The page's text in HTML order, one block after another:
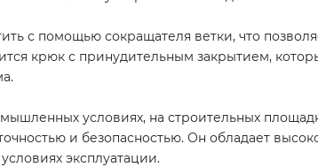
с помощью сокращателя ветки, что
крюк с принудительным закрытием,
условиях, на строительных
и безопасностью. Он обладает
эксплуатации.